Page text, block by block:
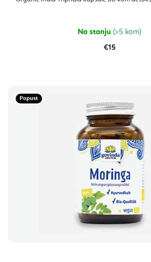
je
Na stanju (>5 kom)
€15
Popust